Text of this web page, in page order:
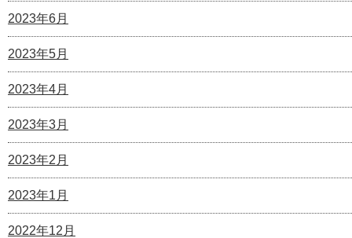
2023年6月
2023年5月
2023年4月
2023年3月
2023年2月
2023年1月
2022年12月